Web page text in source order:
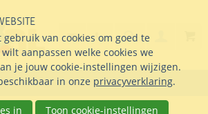
info@seltmann-
Stel uw vraag
030 69 50 814
Search
gebruik van cookies om goed te
aanpassen welke cookies we
je jouw cookie-instellingen wijzigen.
in onze privacyverklaring.
in
Toon cookie-instellingen